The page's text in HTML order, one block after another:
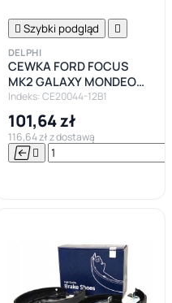


 Szybki podgląd 
DELPHI
CEWKA FORD FOCUS
MK2 GALAXY MONDEO
MK2 MK3 FUSION FIESTA
Indeks: CE20044-12B1
101,64 zł
116,64 zł z dostawą
 